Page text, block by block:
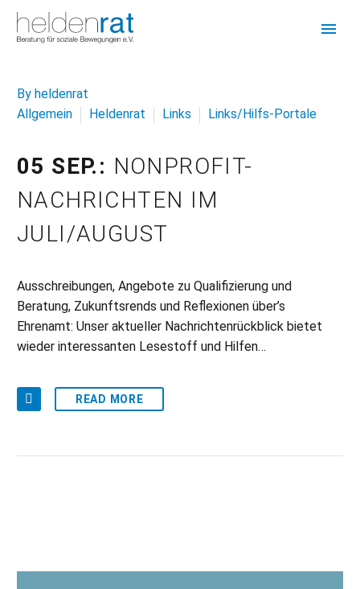
By heldenrat
Allgemein
Heldenrat Links Links/Hilfs-Portale
05 SEP.: NONPROFIT-
NACHRICHTEN IM
JULI/AUGUST
Ausschreibungen, Angebote zu Qualifizierung und
Beratung, Zukunftsrends und Reflexionen über’s
Ehrenamt: Unser aktueller Nachrichtenrückblick bietet
wieder interessanten Lesestoff und Hilfen…
READ MORE